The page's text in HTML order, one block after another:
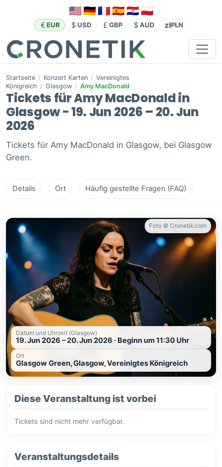
EUR USD GBP AUD złPLN
Startseite / Konzert Karten / Vereinigtes
Königreich / Glasgow / Amy MacDonald
Tickets für Amy MacDonald in
Glasgow - 19. Jun 2026 – 20. Jun
2026
Tickets für Amy MacDonald in Glasgow, bei Glasgow
Green.
Details Ort Häufig gestellte Fragen (FAQ)
Foto © Cronetik.com
Datum und Uhrzeit (Glasgow)
19. Jun 2026 – 20. Jun 2026 · Beginn um 11:30 Uhr
Ort
Glasgow Green, Glasgow, Vereinigtes Königreich
Diese Veranstaltung ist vorbei
Tickets sind nicht mehr verfügbar.
Veranstaltungsdetails